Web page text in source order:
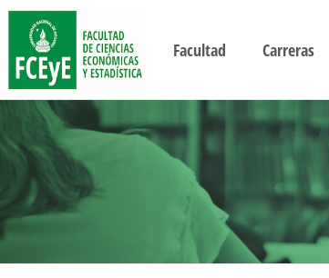
Facultad Carreras